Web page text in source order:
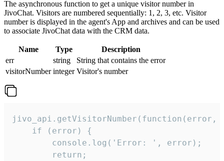
The asynchronous function to get a unique visitor number in
JivoChat. Visitors are numbered sequentially: 1, 2, 3, etc. Visitor
number is displayed in the agent's App and archives and can be used
to associate JivoChat data with the CRM data.
Name Type
Description
err
string
String that contains the error
visitorNumber integer Visitor's number
jivo_api.getVisitorNumber(function(error,
    if (error) {
        console.log('Error: ', error);
        return;